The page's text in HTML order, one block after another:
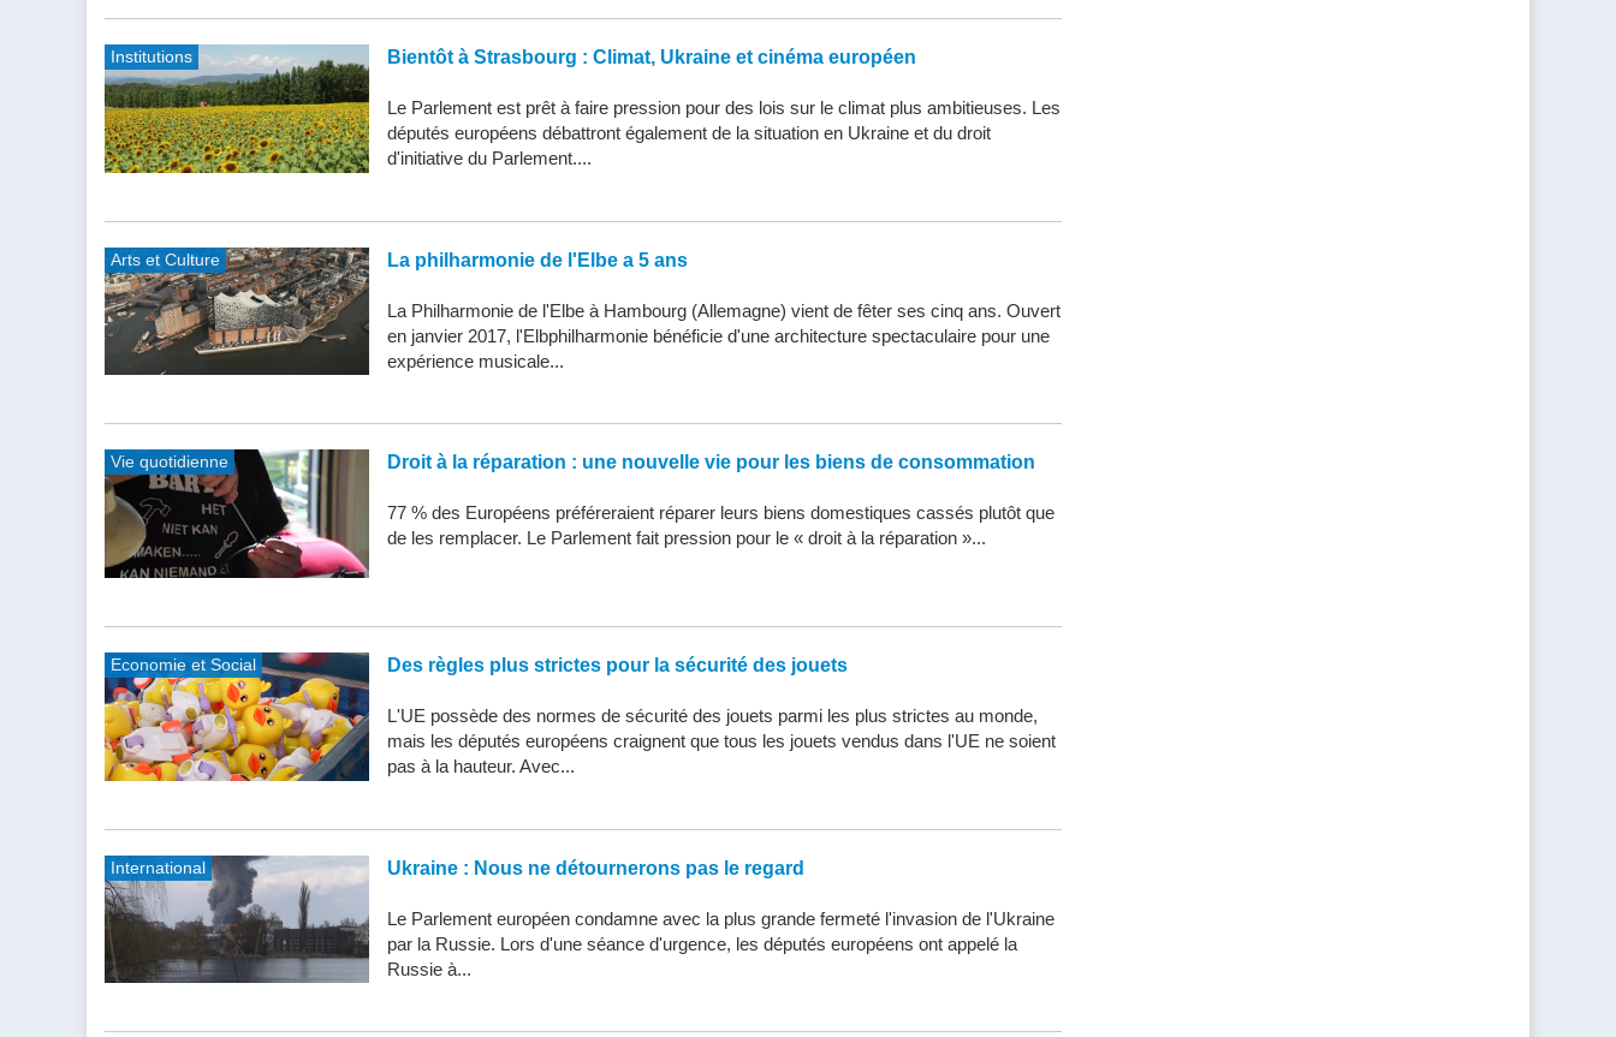
Institutions Bientôt à Strasbourg : Climat, Ukraine et cinéma européen
Le Parlement est prêt à faire pression pour des lois sur le climat plus ambitieuses. Les
députés européens débattront également de la situation en Ukraine et du droit
d'initiative du Parlement....
Arts et Culture La philharmonie de l'Elbe a 5 ans
La Philharmonie de l'Elbe à Hambourg (Allemagne) vient de fêter ses cinq ans. Ouvert
en janvier 2017, l'Elbphilharmonie bénéficie d'une architecture spectaculaire pour une
expérience musicale...
Vie quotidienne Droit à la réparation : une nouvelle vie pour les biens de consommation
77 % des Européens préféreraient réparer leurs biens domestiques cassés plutôt que
de les remplacer. Le Parlement fait pression pour le « droit à la réparation »...
Economie et Social Des règles plus strictes pour la sécurité des jouets
L'UE possède des normes de sécurité des jouets parmi les plus strictes au monde,
mais les députés européens craignent que tous les jouets vendus dans l'UE ne soient
pas à la hauteur. Avec...
International Ukraine : Nous ne détournerons pas le regard
Le Parlement européen condamne avec la plus grande fermeté l'invasion de l'Ukraine
par la Russie. Lors d'une séance d'urgence, les députés européens ont appelé la
Russie à...